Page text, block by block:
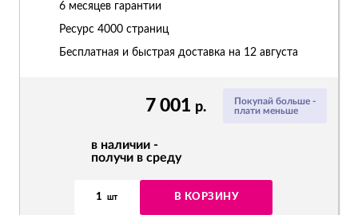
Покупай больше -
плати меньше
7 001 р.
в наличии -
получи в среду
1 шт В КОРЗИНУ
6 месяцев гарантии
Ресурс 4000 страниц
Бесплатная и быстрая доставка на 12 августа